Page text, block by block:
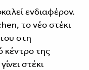
ενδιαφέρον.
το νέο στέκι
στη
κέντρο της
στέκι